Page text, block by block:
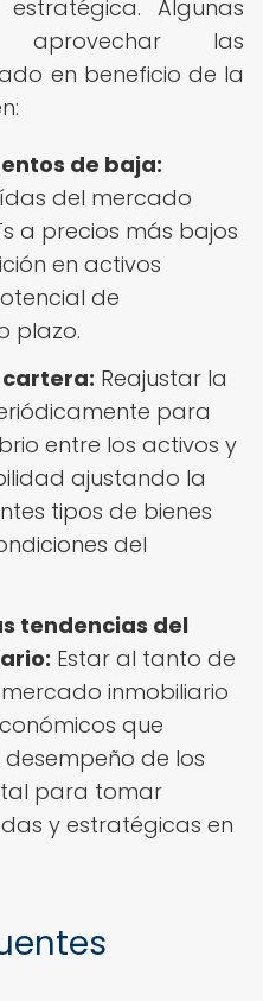
Algunas
aprovechar las
en beneficio de la
de baja:
del mercado
a precios más bajos
en activos
de
plazo.
cartera: Reajustar la
para
entre los activos y
ajustando la
tipos de bienes
del
tendencias del
Estar al tanto de
inmobiliario
que
de los
para tomar
y estratégicas en